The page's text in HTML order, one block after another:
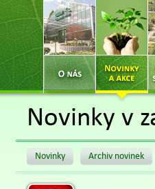
Novinky v
Novinky Archiv novinek